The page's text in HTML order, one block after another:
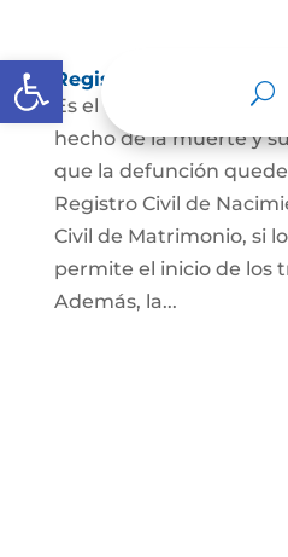
Abrir barra de herramientas
Registro Civil de
Es el documento
hecho de la muerte y
que la defunción
Registro Civil de
Civil de Matrimonio, si
permite el inicio de los
Además, la...